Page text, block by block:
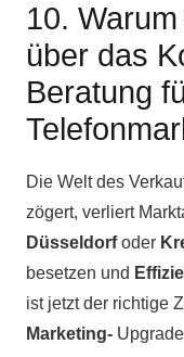
10.
über das
Beratung
Die Welt des
zögert, verliert
Düsseldorfoder
besetzen und
ist jetzt der richtige
Marketing-